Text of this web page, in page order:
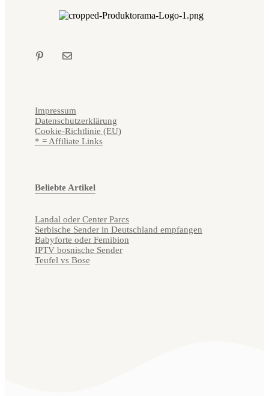
Impressum
Datenschutzerklärung
Cookie-Richtlinie (EU)
* = Affiliate Links
Beliebte Artikel
Landal oder Center Parcs
Serbische Sender in Deutschland empfangen
Babyforte oder Femibion
IPTV bosnische Sender
Teufel vs Bose